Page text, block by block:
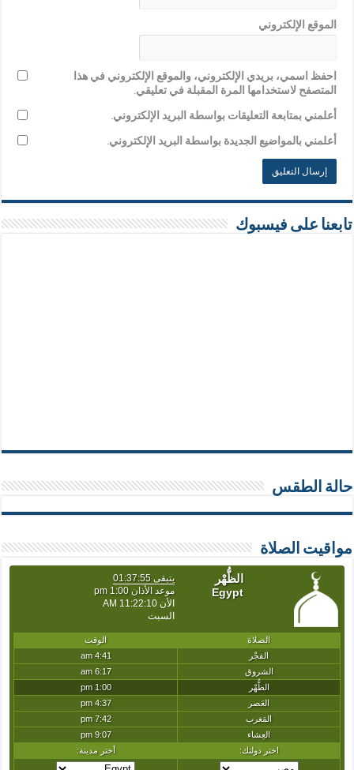
الموقع الإلكتروني
احفظ اسمي، بريدي الإلكتروني، والموقع الإلكتروني في هذا
المتصفح لاستخدامها المرة المقبلة في تعليقي.
أعلمني بمتابعة التعليقات بواسطة البريد الإلكتروني.
أعلمني بالمواضيع الجديدة بواسطة البريد الإلكتروني.
تابعنا على فيسبوك
حالة الطقس
مواقيت الصلاة